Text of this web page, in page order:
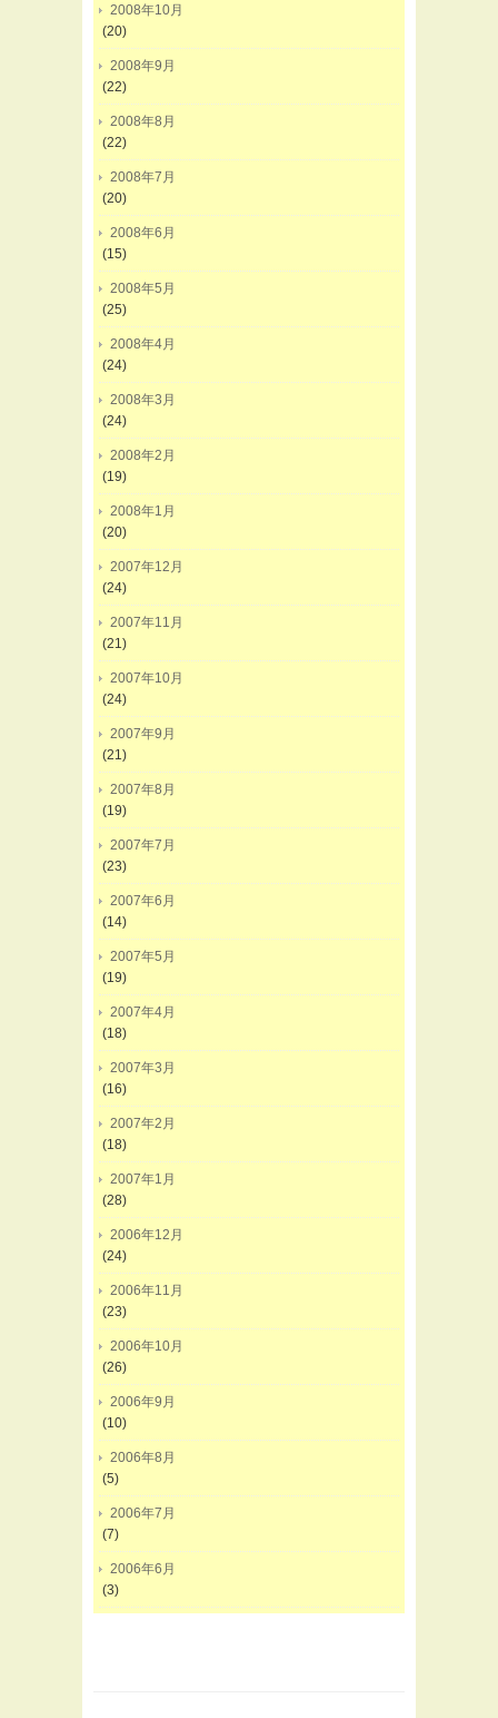
2008年10月
(20)
2008年9月
(22)
2008年8月
(22)
2008年7月
(20)
2008年6月
(15)
2008年5月
(25)
2008年4月
(24)
2008年3月
(24)
2008年2月
(19)
2008年1月
(20)
2007年12月
(24)
2007年11月
(21)
2007年10月
(24)
2007年9月
(21)
2007年8月
(19)
2007年7月
(23)
2007年6月
(14)
2007年5月
(19)
2007年4月
(18)
2007年3月
(16)
2007年2月
(18)
2007年1月
(28)
2006年12月
(24)
2006年11月
(23)
2006年10月
(26)
2006年9月
(10)
2006年8月
(5)
2006年7月
(7)
2006年6月
(3)